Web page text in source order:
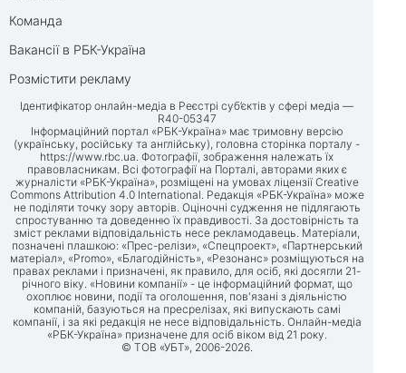
Команда
Вакансії в РБК-Україна
Розмістити рекламу
Ідентифікатор онлайн-медіа в Реєстрі суб’єктів у сфері медіа —
R40-05347
Інформаційний портал «РБК-Україна» має тримовну версію
(українську, російську та англійську), головна сторінка порталу -
https://www.rbc.ua. Фотографії, зображення належать їх
правовласникам. Всі фотографії на Порталі, авторами яких є
журналісти «РБК-Україна», розміщені на умовах ліцензії Creative
Commons Attribution 4.0 International. Редакція «РБК-Україна» може
не поділяти точку зору авторів. Оціночні судження не підлягають
спростуванню та доведенню їх правдивості. За достовірність та
зміст реклами відповідальність несе рекламодавець. Матеріали,
позначені плашкою: «Прес-релізи», «Спецпроект», «Партнерський
матеріал», «Promo», «Благодійність», «Резонанс» розміщуються на
правах реклами і призначені, як правило, для осіб, які досягли 21-
річного віку. «Новини компанії» - це інформаційний формат, що
охоплює новини, події та оголошення, пов'язані з діяльністю
компаній, базуються на пресрелізах, які випускають самі
компанії, і за які редакція не несе відповідальність. Онлайн-медіа
«РБК-Україна» призначене для осіб віком від 21 року.
© ТОВ «УБТ», 2006-2026.